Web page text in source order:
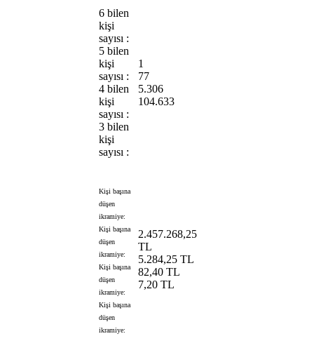
6 bilen
kişi
sayısı :
5 bilen
kişi
sayısı :
4 bilen
kişi
sayısı :
3 bilen
kişi
sayısı :
1
77
5.306
104.633
Kişi başına
düşen
ikramiye:
Kişi başına
düşen
ikramiye:
Kişi başına
düşen
ikramiye:
Kişi başına
düşen
ikramiye:
2.457.268,25
TL
5.284,25 TL
82,40 TL
7,20 TL